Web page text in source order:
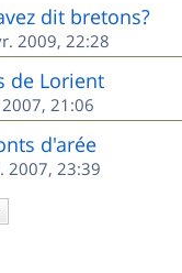
dit bretons?
2009, 22:28
de Lorient
21:06
d'arée
2007, 23:39